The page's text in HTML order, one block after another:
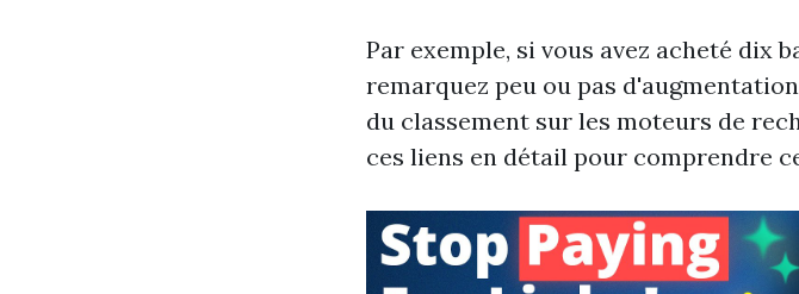
Par exemple, si vous avez acheté dix
remarquez peu ou pas
du classement sur les moteurs de
ces liens en détail pour comprendre